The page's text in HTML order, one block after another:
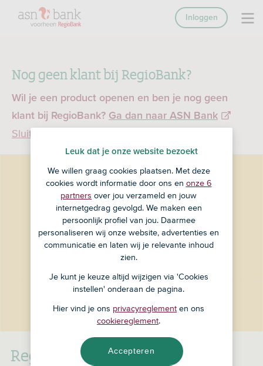
Nog geen klant bij RegioBank?
Wil je een product openen en ben je nog geen
klant bij RegioBank? Ga dan naar ASN Bank
Sluiten
Inloggen
RegioBank is nu ASN Bank
Leuk dat je onze website bezoekt
We willen graag cookies plaatsen. Met deze
cookies wordt informatie door ons en onze 6
partners over jou verzameld en jouw
internetgedrag gevolgd. We maken een
persoonlijk profiel van jou. Daarmee
personaliseren wij onze website, advertenties en
communicatie en laten wij je relevante inhoud
zien.
Je kunt je keuze altijd wijzigen via 'Cookies
instellen' onderaan de pagina.
Hier vind je ons privacyreglement en ons
cookiereglement.
Accepteren